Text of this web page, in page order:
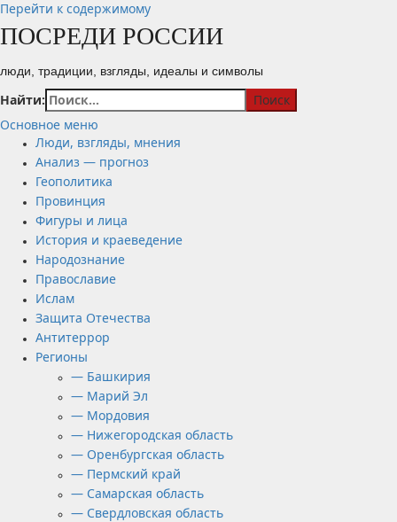
Перейти к содержимому
ПОСРЕДИ РОССИИ
люди, традиции, взгляды, идеалы и символы
Найти:
Основное меню
Люди, взгляды, мнения
Анализ — прогноз
Геополитика
Провинция
Фигуры и лица
История и краеведение
Народознание
Православие
Ислам
Защита Отечества
Антитеррор
Регионы
— Башкирия
— Марий Эл
— Мордовия
— Нижегородская область
— Оренбургская область
— Пермский край
— Самарская область
— Свердловская область